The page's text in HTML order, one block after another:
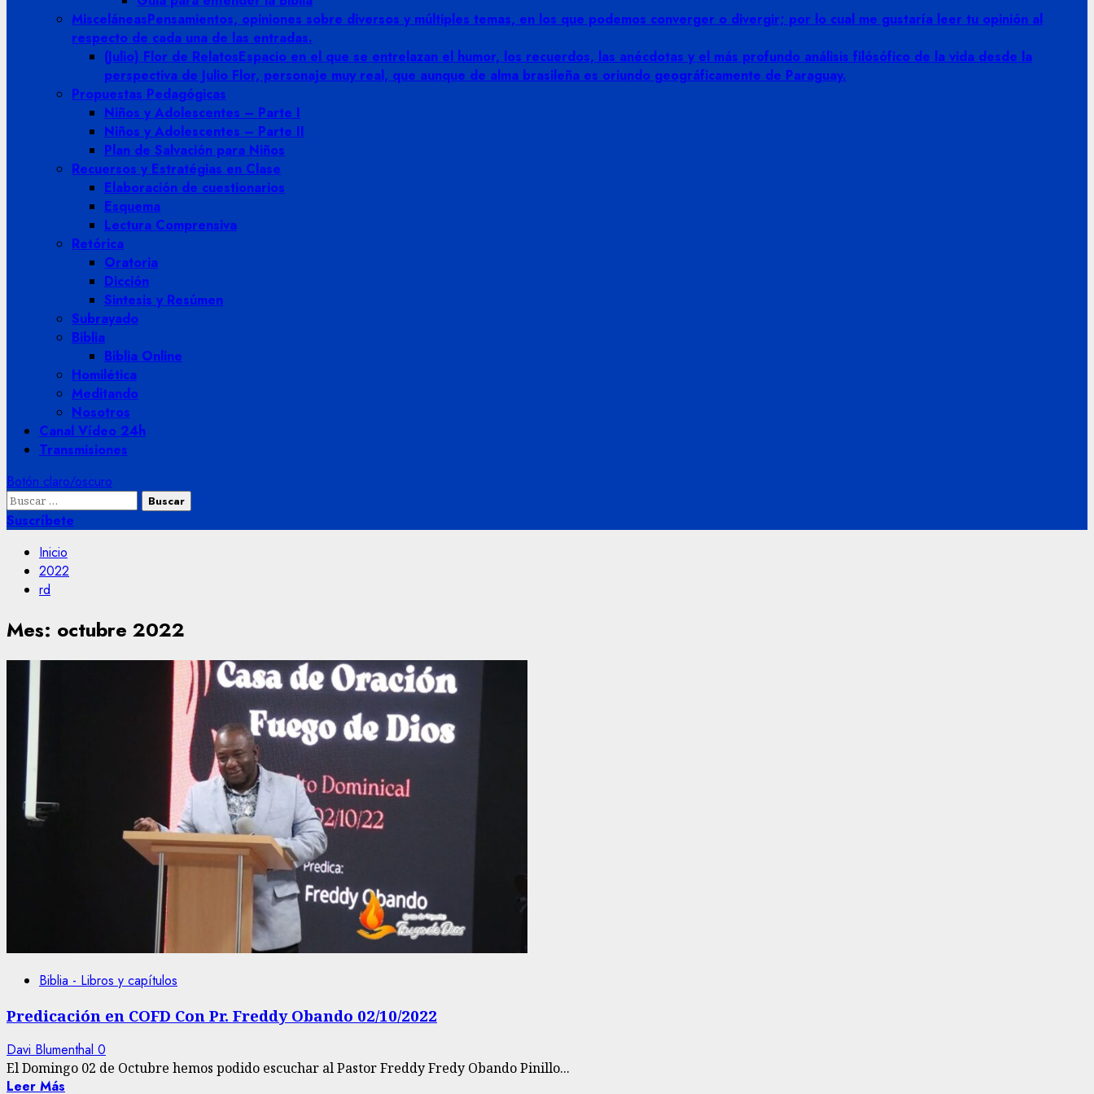
MisceláneasPensamientos, opiniones sobre diversos y múltiples temas, en los que podemos converger o divergir; por lo cual me gustaría leer tu opinión al
respecto de cada una de las entradas.
(Julio) Flor de RelatosEspacio en el que se entrelazan el humor, los recuerdos, las anécdotas y el más profundo análisis filósófico de la vida desde la
perspectiva de Julio Flor, personaje muy real, que aunque de alma brasileña es oriundo geográficamente de Paraguay.
Propuestas Pedagógicas
Niños y Adolescentes – Parte I
Niños y Adolescentes – Parte II
Plan de Salvación para Niños
Recuersos y Estratégias en Clase
Elaboración de cuestionarios
Esquema
Lectura Comprensiva
Retórica
Oratoria
Dicción
Sintesis y Resúmen
Subrayado
Biblia
Biblia Online
Homilética
Meditando
Nosotros
Canal Vídeo 24h
Transmisiones
Botón claro/oscuro
Buscar:
Suscríbete
Inicio
2022
rd
Mes: octubre 2022
Biblia - Libros y capítulos
Predicación en COFD Con Pr. Freddy Obando 02/10/2022
Davi Blumenthal 0
El Domingo 02 de Octubre hemos podido escuchar al Pastor Freddy Fredy Obando Pinillo...
Leer Más